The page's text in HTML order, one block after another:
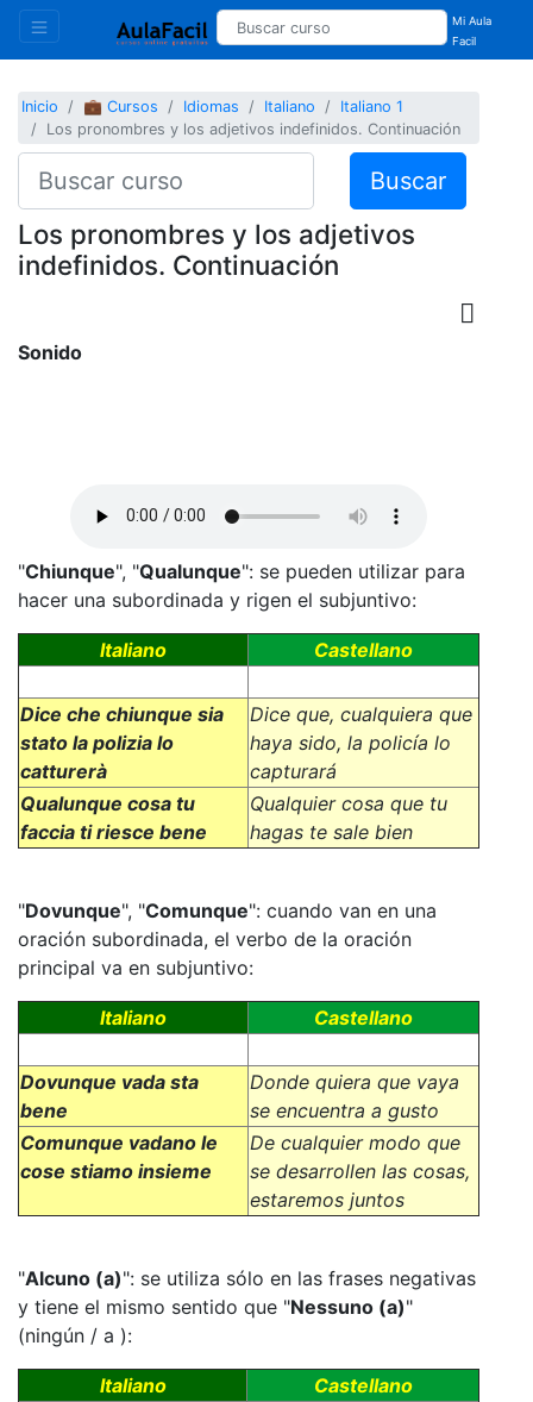
Mi Aula
Facil
Inicio 💼 Cursos Idiomas Italiano
Italiano 1
Los pronombres y los adjetivos indefinidos. Continuación
Buscar
Los pronombres y los adjetivos
indefinidos. Continuación
Sonido
"Chiunque", "Qualunque": se pueden utilizar para
hacer una subordinada y rigen el subjuntivo:
Italiano Castellano
Dice che chiunque sia
stato la polizia lo
catturerà
Dice que, cualquiera que
haya sido, la policía lo
capturará
Qualunque cosa tu
faccia ti riesce bene
Qualquier cosa que tu
hagas te sale bien
"Dovunque", "Comunque": cuando van en una
oración subordinada, el verbo de la oración
principal va en subjuntivo:
Italiano Castellano
Dovunque vada sta
bene
Donde quiera que vaya
se encuentra a gusto
Comunque vadano le
cose stiamo insieme
De cualquier modo que
se desarrollen las cosas,
estaremos juntos
"Alcuno (a)": se utiliza sólo en las frases negativas
y tiene el mismo sentido que "Nessuno (a)"
(ningún / a ):
Italiano Castellano